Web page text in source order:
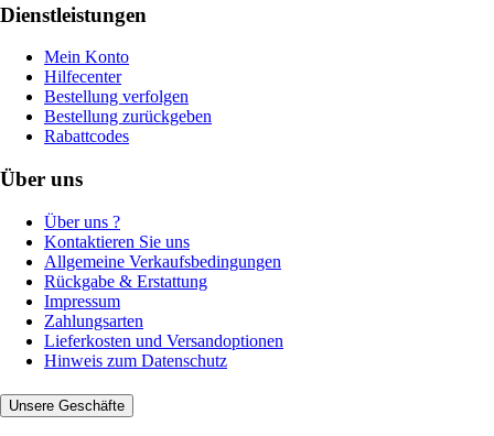
Dienstleistungen
Mein Konto
Hilfecenter
Bestellung verfolgen
Bestellung zurückgeben
Rabattcodes
Über uns
Über uns ?
Kontaktieren Sie uns
Allgemeine Verkaufsbedingungen
Rückgabe & Erstattung
Impressum
Zahlungsarten
Lieferkosten und Versandoptionen
Hinweis zum Datenschutz
Unsere Geschäfte